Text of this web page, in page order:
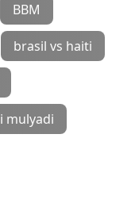
BBM
brasil vs haiti
mulyadi